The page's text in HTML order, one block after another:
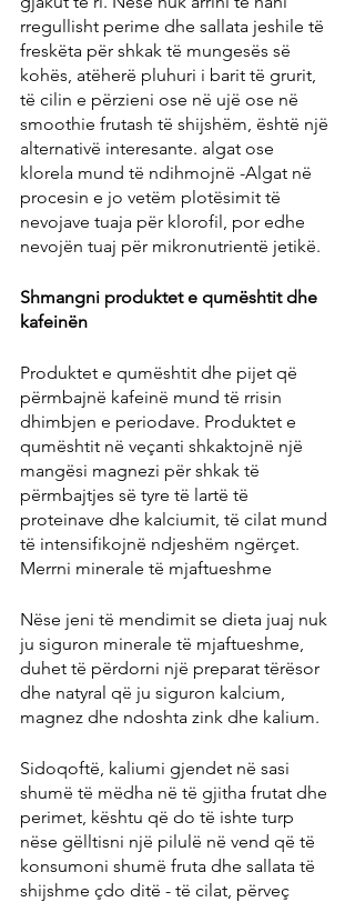
rregullisht perime dhe sallata jeshile të
freskëta për shkak të mungesës së
kohës, atëherë pluhuri i barit të grurit,
të cilin e përzieni ose në ujë ose në
smoothie frutash të shijshëm, është një
alternativë interesante. algat ose
klorela mund të ndihmojnë -Algat në
procesin e jo vetëm plotësimit të
nevojave tuaja për klorofil, por edhe
nevojën tuaj për mikronutrientë jetikë.
Shmangni produktet e qumështit dhe
kafeinën
Produktet e qumështit dhe pijet që
përmbajnë kafeinë mund të rrisin
dhimbjen e periodave. Produktet e
qumështit në veçanti shkaktojnë një
mangësi magnezi për shkak të
përmbajtjes së tyre të lartë të
proteinave dhe kalciumit, të cilat mund
të intensifikojnë ndjeshëm ngërçet.
Merrni minerale të mjaftueshme
Nëse jeni të mendimit se dieta juaj nuk
ju siguron minerale të mjaftueshme,
duhet të përdorni një preparat tërësor
dhe natyral që ju siguron kalcium,
magnez dhe ndoshta zink dhe kalium.
Sidoqoftë, kaliumi gjendet në sasi
shumë të mëdha në të gjitha frutat dhe
perimet, kështu që do të ishte turp
nëse gëlltisni një pilulë në vend që të
konsumoni shumë fruta dhe sallata të
shijshme çdo ditë - të cilat, përveç